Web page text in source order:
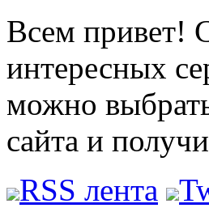
Всем привет!
интересных
можно
сайта и
RSS лента